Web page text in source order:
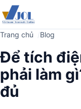
Trang chủ Blog
Để tích
phải làm
đủ